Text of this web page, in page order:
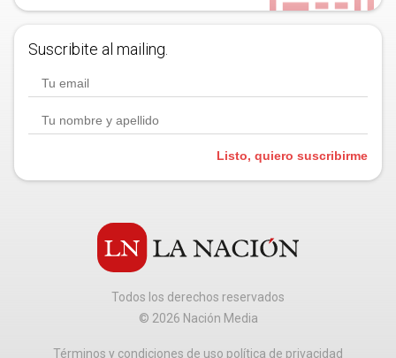
Suscribite al mailing.
Listo, quiero suscribirme
Todos los derechos reservados
© 2026 Nación Media
Términos y condiciones de uso política de privacidad